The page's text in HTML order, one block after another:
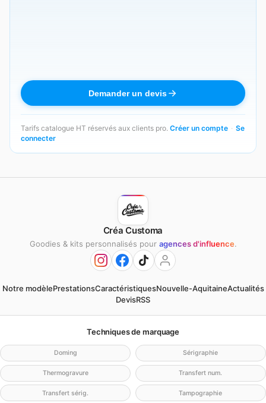
Demander un devis
Tarifs catalogue HT réservés aux clients pro. Créer un compte · Se
connecter
Créa Customa
Goodies & kits personnalisés pour agences d'influence.
Notre modèlePrestationsCaractéristiquesNouvelle-AquitaineActualités
DevisRSS
Techniques de marquage
Doming Sérigraphie
Thermogravure Transfert num.
Transfert sérig. Tampographie